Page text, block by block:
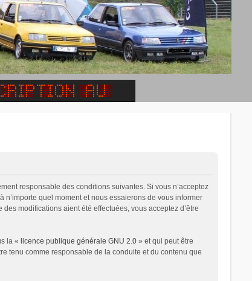
responsable des conditions suivantes. Si vous n’acceptez
quel moment et nous essaierons de vous informer
modifications aient été effectuées, vous acceptez d’être
la « licence publique générale GNU 2.0» et qui peut être
tenu comme responsable de la conduite et du contenu que